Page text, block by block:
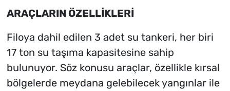
ARAÇLARIN ÖZELLİKLERİ
Filoya dahil edilen 3 adet su tankeri, her biri
17 ton su taşıma kapasitesine sahip
bulunuyor. Söz konusu araçlar, özellikle kırsal
bölgelerde meydana gelebilecek yangınlar ile